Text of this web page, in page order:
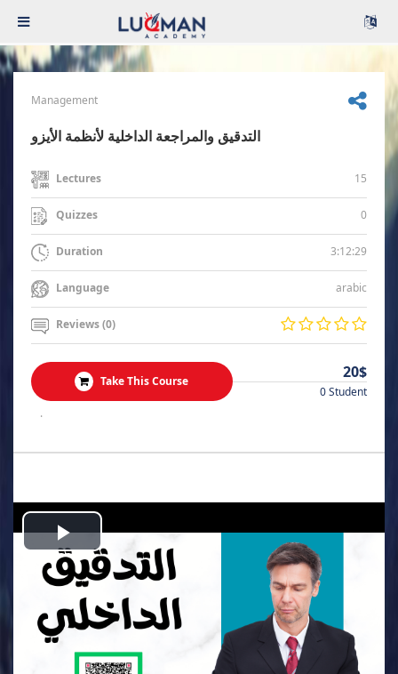
Management
التدقيق والمراجعة الداخلية لأنظمة الأيزو
Lectures 15
Quizzes 0
Duration 3:12:29
Language arabic
Reviews (0)
Take This Course 20$
0 Student
.
Play
Video